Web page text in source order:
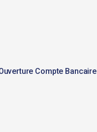
Compte Bancaire